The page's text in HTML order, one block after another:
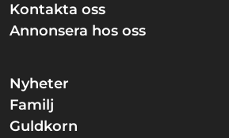
Kontakta oss
Annonsera hos oss
Nyheter
Familj
Guldkorn